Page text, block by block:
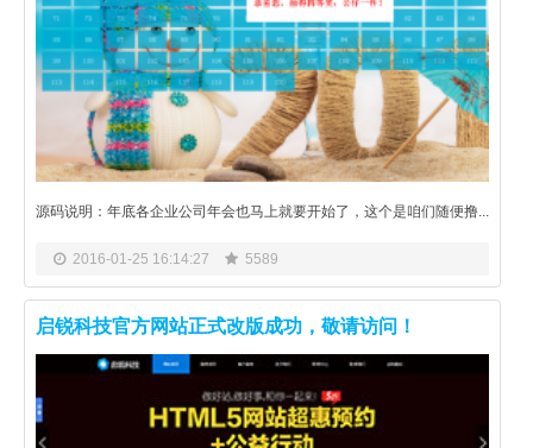
源码说明：年底各企业公司年会也马上就要开始了，这个是咱们随便撸...
2016-01-25 16:14:27 5589
启锐科技官方网站正式改版成功，敬请访问！